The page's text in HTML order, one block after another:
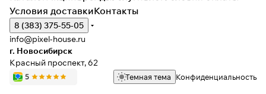
Условия доставкиКонтакты
8 (383) 375-55-05
info@pixel-house.ru
г. Новосибирск
Красный проспект, 62
Темная тема Конфиденциальность